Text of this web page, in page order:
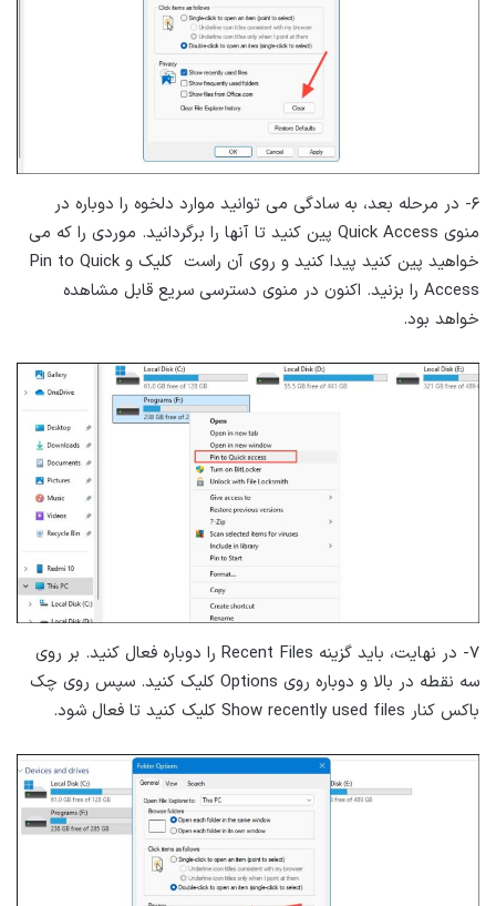
۶- در مرحله بعد، به سادگی می توانید موارد دلخوه را دوباره در
منوی Quick Access پین ​​کنید تا آنها را برگردانید. موردی را که می
خواهید پین کنید پیدا کنید و روی آن راست کلیک و Pin to Quick
Access را بزنید. اکنون در منوی دسترسی سریع قابل مشاهده
خواهد بود.
۷- در نهایت، باید گزینه Recent Files را دوباره فعال کنید. بر روی
سه نقطه در بالا و دوباره روی Options کلیک کنید. سپس روی چک
باکس کنار Show recently used files کلیک کنید تا فعال شود.